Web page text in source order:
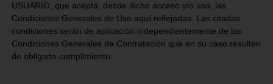
USUARIO, que acepta, desde dicho acceso y/o uso, las
Condiciones Generales de Uso aquí reflejadas. Las citadas
condiciones serán de aplicación independientemente de las
Condiciones Generales de Contratación que en su caso resulten
de obligado cumplimiento.